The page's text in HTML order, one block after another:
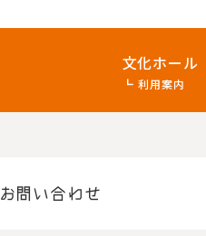
文化ホール
利用案内
お問い合わせ